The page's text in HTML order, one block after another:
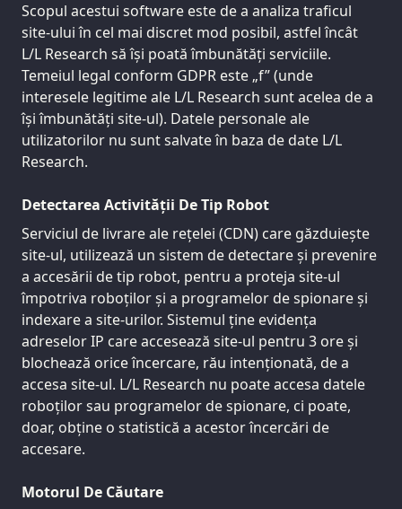
Scopul acestui software este de a analiza traficul
site-ului în cel mai discret mod posibil, astfel încât
L/L Research să își poată îmbunătăți serviciile.
Temeiul legal conform GDPR este „f” (unde
interesele legitime ale L/L Research sunt acelea de a
își îmbunătăți site-ul). Datele personale ale
utilizatorilor nu sunt salvate în baza de date L/L
Research.
Detectarea Activității De Tip Robot
Serviciul de livrare ale rețelei (CDN) care găzduiește
site-ul, utilizează un sistem de detectare și prevenire
a accesării de tip robot, pentru a proteja site-ul
împotriva roboților și a programelor de spionare și
indexare a site-urilor. Sistemul ține evidența
adreselor IP care accesează site-ul pentru 3 ore și
blochează orice încercare, rău intenționată, de a
accesa site-ul. L/L Research nu poate accesa datele
roboților sau programelor de spionare, ci poate,
doar, obține o statistică a acestor încercări de
accesare.
Motorul De Căutare